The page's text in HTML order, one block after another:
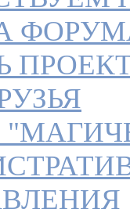
ПРАВИЛА